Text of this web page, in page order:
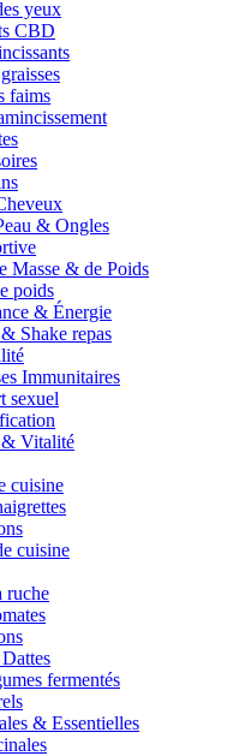
yeux
CBD
faims
& Ongles
Masse & de Poids
poids
& Énergie
Shake repas
Immunitaires
sexuel
Vitalité
cuisine
cuisine
ruche
fermentés
& Essentielles